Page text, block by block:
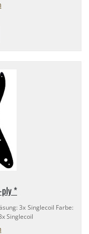
​ply *
3x Singlecoil Farbe:
Singlecoil